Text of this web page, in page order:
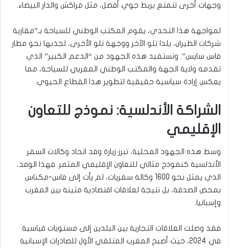
وجهات أخرى تتمتع بربط جوي أفضل، مثل مراكش والدار البيضاء.
لمواجهة هذا التحدي، يقوم المكتب الوطني للسياحة بـ”مقاربة
شركات الطيران، بلدا تلو الآخر ووجهة تلو الأخرى، لجذبها نحو مطار
فاس سايس”. وتستفيد هذه الجهود من “الدعم الكبير” الذي
تقدمه ولاية الجهة والمكتب الوطني المغربي للسياحة، مما
يعكس إرادة سياسية حقيقية لتطوير هذا القطاع الحيوي.
الشراكة الأندلسية: نموذج للتعاون
الإقليمي
وسط هذه الجهود المحلية، تبرز زيارة وفد اتحاد وكالات السفر
الأندلسية كنموذج مثالي للتعاون الإقليمي المثمر. فهذا الوفد،
الذي يمثل نحو 1600 وكالة سفريات، لم يأت إلى فاس-مكناس
بمحض الصدفة، بل نتيجة لعلاقات اقتصادية متينة بين المغرب
وإسبانيا.
فقد وصلت العلاقات التجارية بين البلدين إلى مستويات قياسية
في 2024، حيث أصبح المغرب المتلقي الأول للصادرات الإسبانية